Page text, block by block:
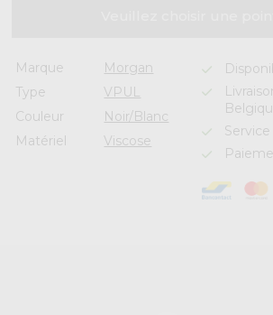
Marque
Morgan
Type
VPUL
Couleur
Noir/Blanc
Matériel
Viscose